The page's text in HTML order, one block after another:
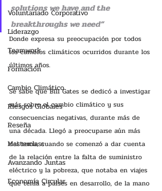
Voluntariado Corporativo
Liderazgo
Teamwork
Formación
Cambio Climático
Riesgos Globales
Reseña
Masterclass
Avanzando Juntas
Economía Circular
solutions we have and the
breakthroughs we need”
Donde expresa su preocupación por todos
los cambios climáticos ocurridos durante los
últimos años.
Se sabe que Bill Gates se dedicó a investigar
más sobre el cambio climático y sus
consecuencias negativas, durante más de
una década. Llegó a preocuparse aún más
del tema, cuando se comenzó a dar cuenta
de la relación entre la falta de suministro
eléctrico y la pobreza, que notaba en viajes
que tenía a países en desarrollo, de la mano